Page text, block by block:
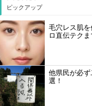
ピックアップ
毛穴レス肌
ロ直伝テク
他県民が必
選！